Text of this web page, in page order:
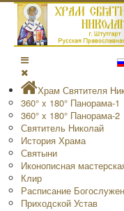
Храм Святителя
360° x 180° Панорама-1
360° x 180° Панорама-2
Святитель Николай
История Храма
Святыни
Иконописная
Клир
Расписание
Приходской Устав